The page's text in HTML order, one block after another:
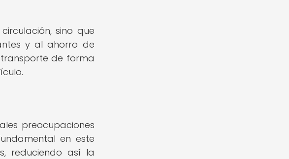
sino que
y al ahorro de
de forma
preocupaciones
en este
reduciendo así la